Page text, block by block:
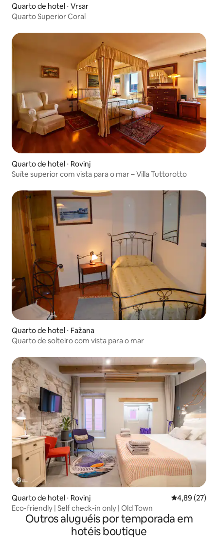
Quarto de hotel ⋅ Vrsar
Quarto Superior Coral
Quarto de hotel ⋅ Rovinj
Suíte superior com vista para o mar – Villa Tuttorotto
Quarto de hotel ⋅ Fažana
Quarto de solteiro com vista para o mar
Quarto de hotel ⋅ Rovinj 4,89 de uma
4,89 (27)
Eco-friendly | Self check-in only | Old Town
Outros aluguéis por temporada em
hotéis boutique